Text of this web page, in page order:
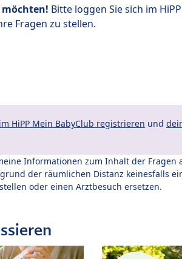
möchten! Bitte loggen Sie sich im
Fragen zu stellen.
HiPP Mein BabyClub registrieren und
Informationen zum Inhalt der Fragen
der räumlichen Distanz keinesfalls
oder einen Arztbesuch ersetzen.